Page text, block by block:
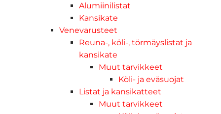
Alumiinilistat
Kansikate
Venevarusteet
Reuna-, köli-, törmäyslistat ja
kansikate
Muut tarvikkeet
Köli- ja eväsuojat
Listat ja kansikatteet
Muut tarvikkeet